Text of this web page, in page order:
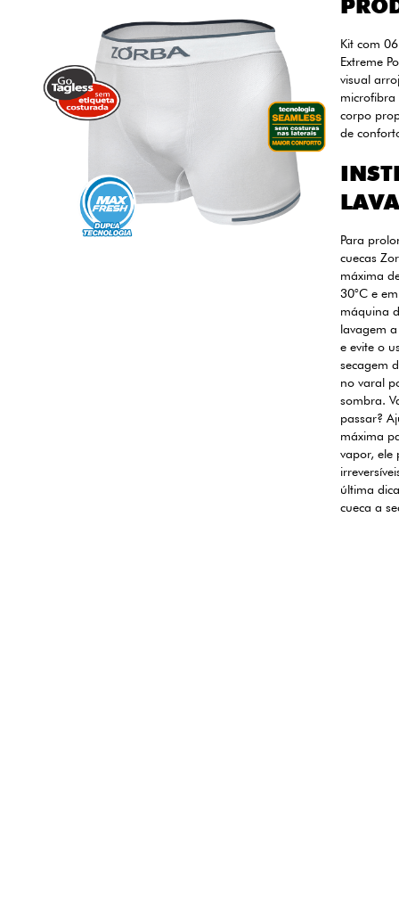
Kit com
Extreme
visual
microfibra
corpo
de
Para
cuecas
máxima
30°C e
máquina
lavagem
e evite o
secagem
no varal
sombra.
passar?
máxima
vapor, ele
última
cueca a